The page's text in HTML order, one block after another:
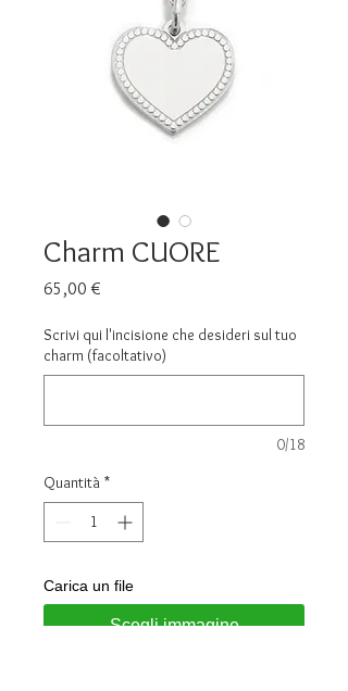
Charm CUORE
65,00 €
Scrivi qui l'incisione che desideri sul tuo
charm (facoltativo)
0/18
Quantità *
Carica un file
Scegli immagine